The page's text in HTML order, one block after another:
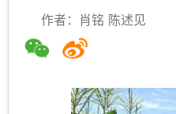
作者：肖铭 陈述见